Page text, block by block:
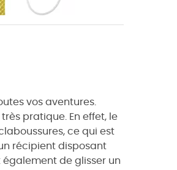
vos aventures.
pratique. En effet, le
ce qui est
récipient disposant
de glisser un